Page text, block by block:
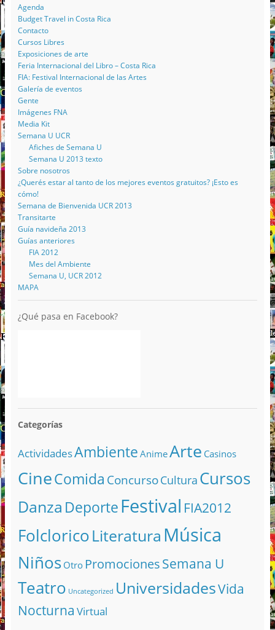
Agenda
Budget Travel in Costa Rica
Contacto
Cursos Libres
Exposiciones de arte
Feria Internacional del Libro – Costa Rica
FIA: Festival Internacional de las Artes
Galería de eventos
Gente
Imágenes FNA
Media Kit
Semana U UCR
Afiches de Semana U
Semana U 2013 texto
Sobre nosotros
¿Querés estar al tanto de los mejores eventos gratuitos? ¡Esto es
cómo!
Semana de Bienvenida UCR 2013
Transitarte
Guía navideña 2013
Guías anteriores
FIA 2012
Mes del Ambiente
Semana U, UCR 2012
MAPA
¿Qué pasa en Facebook?
Categorías
ActividadesAmbiente AnimeArte Casinos
CineComida ConcursoCultura Cursos
Danza DeporteFestival FIA2012
FolcloricoLiteratura Música
Niños Otro PromocionesSemana U
Teatro Uncategorized UniversidadesVida
Nocturna Virtual